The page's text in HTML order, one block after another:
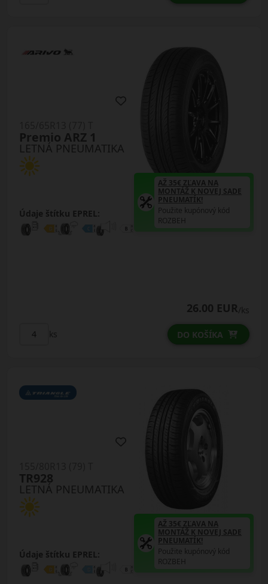
LETNÁ PNEUMATIKA
Premio ARZ 1
Údaje štítku EPREL:
AŽ 35€ ZĽAVA NA
MONTÁŽ K NOVEJ SADE
PNEUMATÍK!
Použite kupónový kód
ROZBEH
26.00 EUR/ks
ks DO KOŠÍKA
LETNÁ PNEUMATIKA
TR928
Údaje štítku EPREL:
AŽ 35€ ZĽAVA NA
MONTÁŽ K NOVEJ SADE
PNEUMATÍK!
Použite kupónový kód
ROZBEH